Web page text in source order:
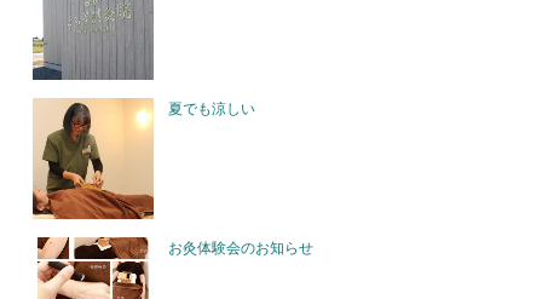
夏でも涼しい
お灸体験会のお知らせ